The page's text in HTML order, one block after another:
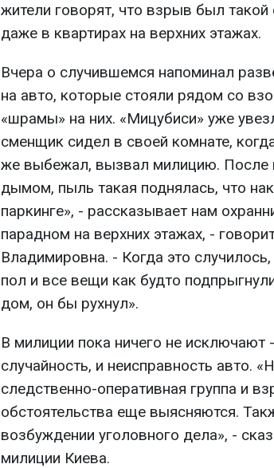
жители говорят, что взрыв был
даже в квартирах на верхних этажах.
Вчера о случившемся напоминал
на авто, которые стояли рядом со
«шрамы» на них. «Мицубиси» уже
сменщик сидел в своей комнате,
же выбежал, вызвал милицию. После
дымом, пыль такая поднялась, что
паркинге», - рассказывает нам
парадном на верхних этажах, -
Владимировна. - Когда это
пол и все вещи как будто
дом, он бы рухнул».
В милиции пока ничего не
случайность, и неисправность авто.
следственно-оперативная группа и
обстоятельства еще выясняются.
возбуждении уголовного дела», -
милиции Киева.